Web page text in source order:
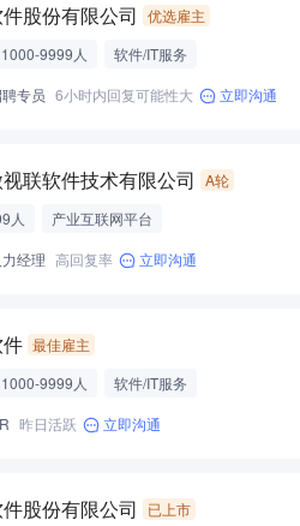
股份有限公司 优选雇主
1000-9999人
软件/IT服务
专员 6小时内回复可能性大 立即沟通
联软件技术有限公司 A轮
人
产业互联网平台
经理 高回复率 立即沟通
最佳雇主
1000-9999人
软件/IT服务
昨日活跃 立即沟通
股份有限公司
已上市